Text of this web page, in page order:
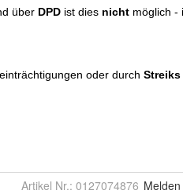
Artikel Nr.: 0127074876 Melden